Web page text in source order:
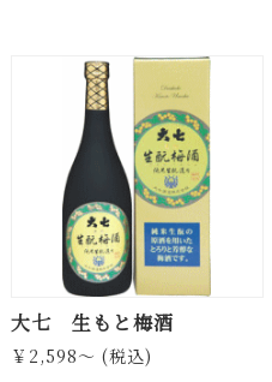
大七 生もと梅酒
￥2,598～ (税込)